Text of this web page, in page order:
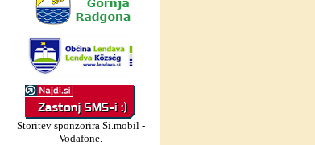
Storitev sponzorira Si.mobil -
Vodafone.